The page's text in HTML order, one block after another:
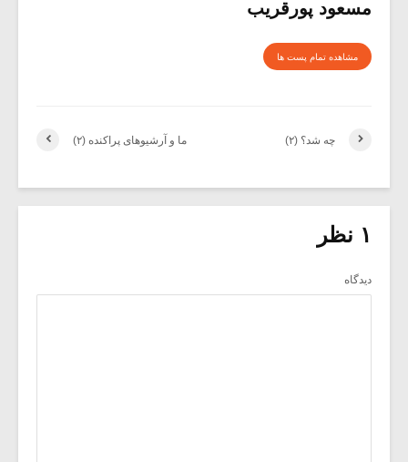
مسعود پورقریب
مشاهده تمام پست ها
ما و آرشیوهای پراکنده (۲) چه شد؟ (۲)
۱ نظر
دیدگاه